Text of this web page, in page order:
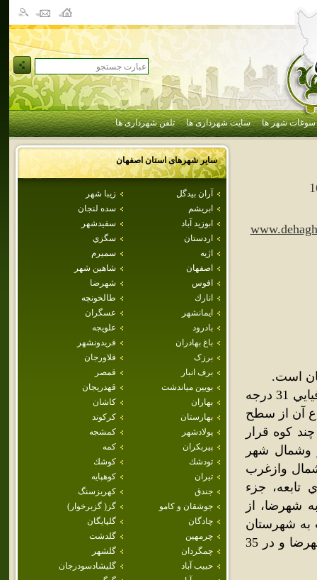
سوغات شهر ها سایت شهرداری ها تلفن شهرداری ها
سایر شهرهای استاناصفهان
آران بيدگل
زيبا شهر
ابريشم
سده لنجان
ابوزيد آباد
سفيدشهر
اردستان
سگزي
اژيه
سميرم
اصفهان
شاهين شهر
افوس
شهرضا
انارك
طالخونچه
ايمانشهر
عسگران
بادرود
علويجه
باغ بهادران
فريدونشهر
برزک
فلاورجان
برف انبار
قمصر
بويين مياندشت
قهدريجان
بهاران
كاشان
بهارستان
كركوند
پولادشهر
كمشجه
پيربكران
كمه
تودشك
كوشك
تيران
كوهپايه
جندق
كهريزسنگ
جوشقان و كامو
گز( گزبرخوار)
چادگان
گلپايگان
چرمهين
گلدشت
چمگردان
گلشهر
حبيب آباد
گليشادسودرجان
شهر دهاقان، در طول جغرافيايي 51 درجه و 39 دقيقه و عرض جغرافيايي 31 درجه
ارتفاع آن از سطح
چند کوه قرار
وشمال شهر
وازغرب
جزء
شهرضا، از
به شهرستان
سميرم محدود مي‌شود. شهرستان دهاقان در 20 کيلو متري غرب شهرضا و در 35